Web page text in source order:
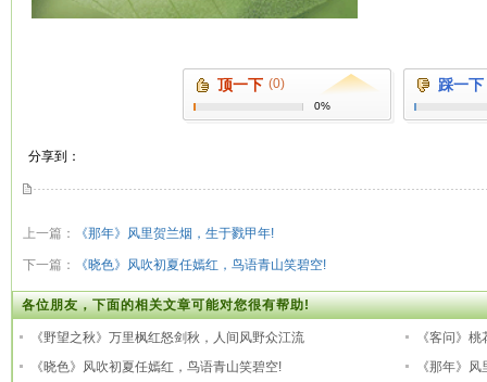
顶一下 (0)
0%
踩一下
分享到：
上一篇： 《那年》风里贺兰烟，生于戮甲年!
下一篇： 《晓色》风吹初夏任嫣红，鸟语青山笑碧空!
各位朋友，下面的相关文章可能对您很有帮助!
《野望之秋》万里枫红怒剑秋，人间风野众江流
《客问》
《晓色》风吹初夏任嫣红，鸟语青山笑碧空!
《那年》